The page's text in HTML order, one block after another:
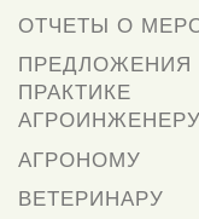
ОТЧЕТЫ О
ПРЕДЛОЖЕНИЯ
ПРАКТИКЕ
АГРОИНЖЕНЕРУ
АГРОНОМУ
ВЕТЕРИНАРУ